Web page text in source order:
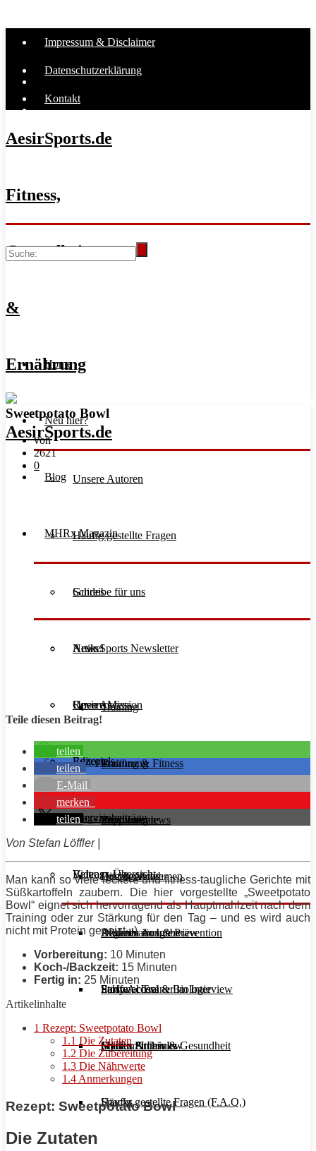
Impressum & Disclaimer
Datenschutzerklärung
Kontakt
AesirSports.de
Fitness,
Gesundheit
&
Ernährung
Home
Unsere Autoren
Häufig gestellte Fragen
Schreibe für uns
Aesir Sports Newsletter
Unsere Mission
Neu hier?
Blog
Guides
Training
Ernährung
Supplemente
Artikel
Training & Fitness
Ernährung
Diät & Abnehmen
Regeneration & Prävention
Stoffwechsel & Biologie
Frauen Fitness & Gesundheit
Häufig gestellte Fragen (F.A.Q.)
Reviews
Produktreviews
Buchreviews
Rezepte
Hauptgerichte
Desserts
Salate
Shakes & Drinks
Snacks
Interviews
Athleten im Interview
Personal Trainer im Interview
Gym im Interview
Videos
MHRx Magazin
News
Open Access
Editorials
Magazinbeiträge
Aktuelle Ausgabe
Early Access
MHRx Archiv
Beitrags-Übersicht
Sweetpotato Bowl
von
2621
0
Teile diesen Beitrag!
teilen
teilen
E-Mail
merken
teilen
Von Stefan Löffler |
Man kann so viele leckere und fitness-taugliche Gerichte mit
Süßkartoffeln zaubern. Die hier vorgestellte „Sweetpotato
Bowl“ eignet sich hervorragend als Hauptmahlzeit nach dem
Training oder zur Stärkung für den Tag – und es wird auch
nicht mit Protein gegeizt. ;)
Vorbereitung: 10 Minuten
Koch-/Backzeit: 15 Minuten
Fertig in: 25 Minuten
Artikelinhalte
1 Rezept: Sweetpotato Bowl
1.1 Die Zutaten
1.2 Die Zubereitung
1.3 Die Nährwerte
1.4 Anmerkungen
Rezept: Sweetpotato Bowl
Die Zutaten